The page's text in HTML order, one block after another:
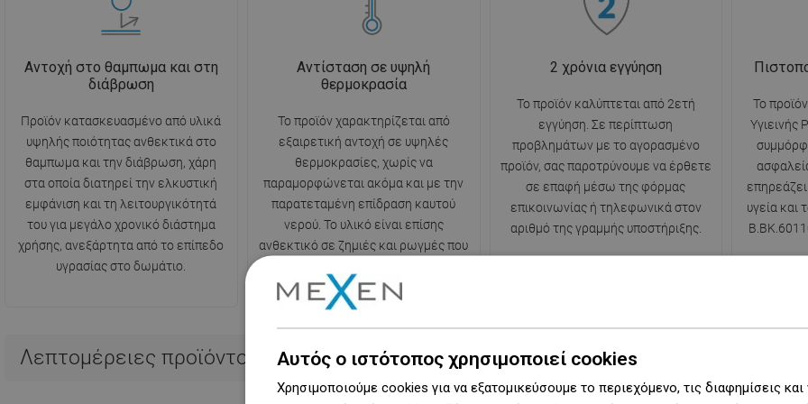
Αντοχή στο θαμπωμα και στη
διάβρωση
Προϊόν κατασκευασμένο από υλικά
υψηλής ποιότητας ανθεκτικά στο
θαμπωμα και την διάβρωση, χάρη
στα οποία διατηρεί την ελκυστική
εμφάνιση και τη λειτουργικότητά
του για μεγάλο χρονικό διάστημα
χρήσης, ανεξάρτητα από το επίπεδο
υγρασίας στο δωμάτιο.
Αντίσταση σε υψηλή
θερμοκρασία
Το προϊόν χαρακτηρίζεται από
εξαιρετική αντοχή σε υψηλές
θερμοκρασίες, χωρίς να
παραμορφώνεται ακόμα και με την
παρατεταμένη επίδραση καυτού
νερού. Το υλικό είναι επίσης
ανθεκτικό σε ζημιές και ρωγμές που
θερμοκρασίας.
2 χρόνια εγγύηση
Το προϊόν καλύπτεται από 2ετή
εγγύηση. Σε περίπτωση
προβλημάτων με το αγορασμένο
προϊόν, σας παροτρύνουμε να έρθετε
σε επαφή μέσω της φόρμας
επικοινωνίας ή τηλεφωνικά στον
αριθμό της γραμμής υποστήριξης.
Το
Υγιεινής
υγεία και
Λεπτομέρειες προϊόντος Αυτός ο ιστότοπος χρησιμοποιεί cookies
Χρησιμοποιούμε cookies για να εξατομικεύσουμε το περιεχόμενο, τις διαφημίσεις